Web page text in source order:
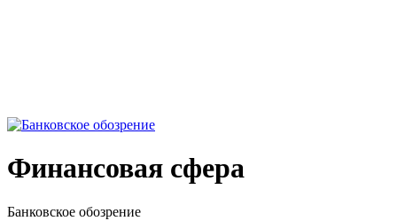
Финансовая сфера
Банковское обозрение